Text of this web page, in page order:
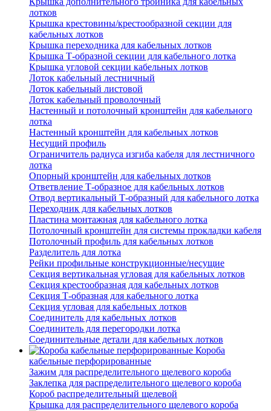
лотков
Крышка крестовины/крестообразной секции для
кабельных лотков
Крышка переходника для кабельных лотков
Крышка Т-образной секции для кабельного лотка
Крышка угловой секции кабельных лотков
Лоток кабельный лестничный
Лоток кабельный листовой
Лоток кабельный проволочный
Настенный и потолочный кронштейн для кабельного
лотка
Настенный кронштейн для кабельных лотков
Несущий профиль
Ограничитель радиуса изгиба кабеля для лестничного
лотка
Опорный кронштейн для кабельных лотков
Ответвление Т-образное для кабельных лотков
Отвод вертикальный Т-образный для кабельного лотка
Переходник для кабельных лотков
Пластина монтажная для кабельного лотка
Потолочный кронштейн для системы прокладки кабеля
Потолочный профиль для кабельных лотков
Разделитель для лотка
Рейки профильные конструкционные/несущие
Секция вертикальная угловая для кабельных лотков
Секция крестообразная для кабельных лотков
Секция Т-образная для кабельного лотка
Секция угловая для кабельных лотков
Соединитель для кабельных лотков
Соединитель для перегородки лотка
Соединительные детали для кабельных лотков
Короба
кабельные перфорированные
Зажим для распределительного щелевого короба
Заклепка для распределительного щелевого короба
Короб распределительный щелевой
Крышка для распределительного щелевого короба